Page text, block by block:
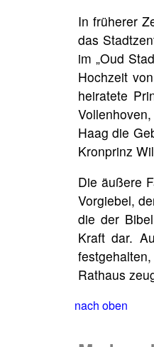
In früherer
das
im „Oud
Hochzeit
heiratete
Haag die
Kronprinz
Die äußere
Vorgiebel,
die der
Kraft dar.
Rathaus
nach oben